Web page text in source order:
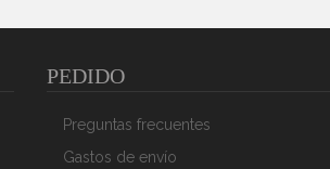
PEDIDO
Preguntas frecuentes
Gastos de envío